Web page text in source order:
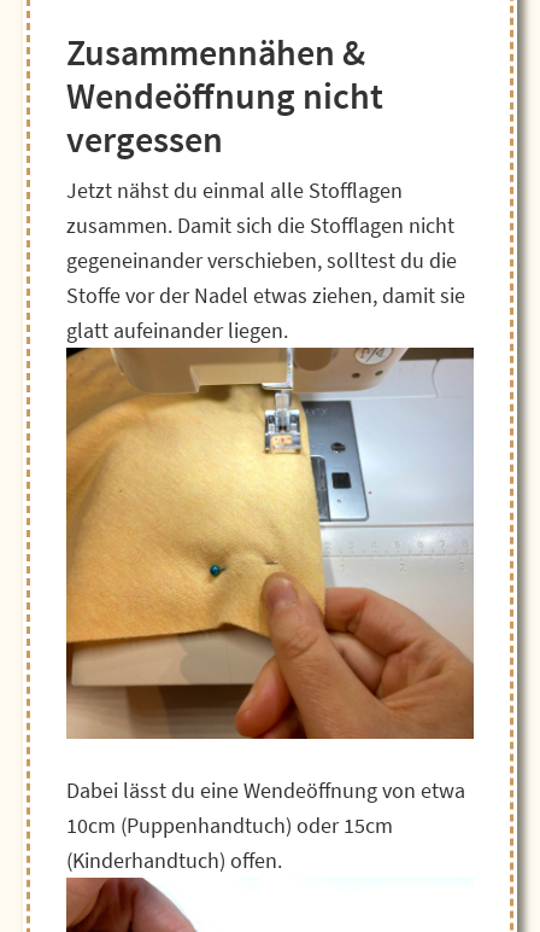
Zusammennähen &
Wendeöffnung nicht
vergessen
Jetzt nähst du einmal alle Stofflagen
zusammen. Damit sich die Stofflagen nicht
gegeneinander verschieben, solltest du die
Stoffe vor der Nadel etwas ziehen, damit sie
glatt aufeinander liegen.
Dabei lässt du eine Wendeöffnung von etwa
10cm (Puppenhandtuch) oder 15cm
(Kinderhandtuch) offen.